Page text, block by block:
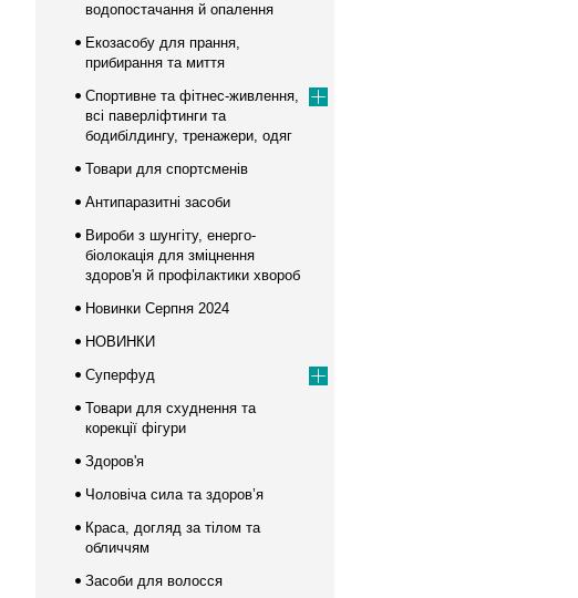
водопостачання й опалення
Екозасобу для прання,
прибирання та миття
Спортивне та фітнес-живлення,
всі паверліфтинги та
бодибілдингу, тренажери, одяг
Товари для спортсменів
Антипаразитні засоби
Вироби з шунгіту, енерго-
біолокація для зміцнення
здоров'я й профілактики хвороб
Новинки Серпня 2024
НОВИНКИ
Суперфуд
Товари для схуднення та
корекції фігури
Здоров'я
Чоловіча сила та здоров’я
Краса, догляд за тілом та
обличчям
Засоби для волосся